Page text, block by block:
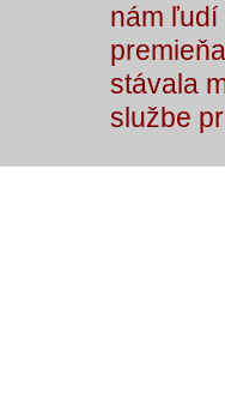
nám
stávala
službe